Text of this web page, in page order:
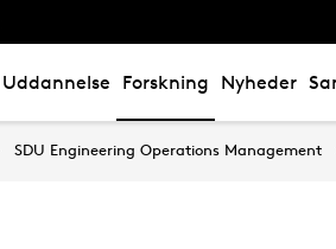
Uddannelse Forskning Nyheder
SDU Engineering Operations Management